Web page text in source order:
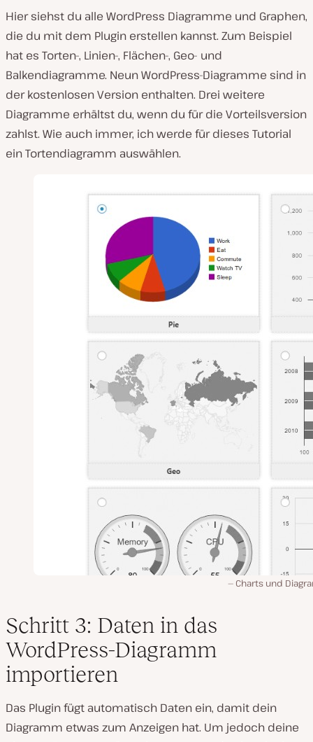
Hier siehst du alle WordPress Diagramme und Graphen,
die du mit dem Plugin erstellen kannst. Zum Beispiel
hat es Torten-, Linien-, Flächen-, Geo- und
Balkendiagramme. Neun WordPress-Diagramme sind in
der kostenlosen Version enthalten. Drei weitere
Diagramme erhältst du, wenn du für die Vorteilsversion
zahlst. Wie auch immer, ich werde für dieses Tutorial
ein Tortendiagramm auswählen.
Charts und
Schritt 3: Daten in das
WordPress-Diagramm
importieren
Das Plugin fügt automatisch Daten ein, damit dein
Diagramm etwas zum Anzeigen hat. Um jedoch deine